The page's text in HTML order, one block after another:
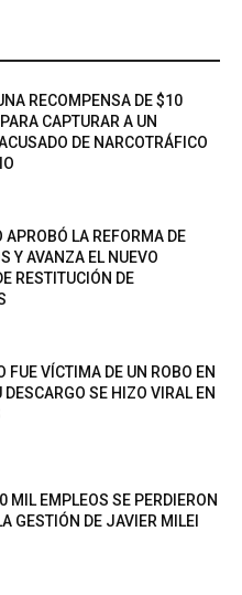
RECOMPENSA DE $10
CAPTURAR A UN
DE NARCOTRÁFICO
APROBÓ LA REFORMA DE
Y AVANZA EL NUEVO
RESTITUCIÓN DE
FUE VÍCTIMA DE UN ROBO EN
DESCARGO SE HIZO VIRAL EN
MIL EMPLEOS SE PERDIERON
GESTIÓN DE JAVIER MILEI